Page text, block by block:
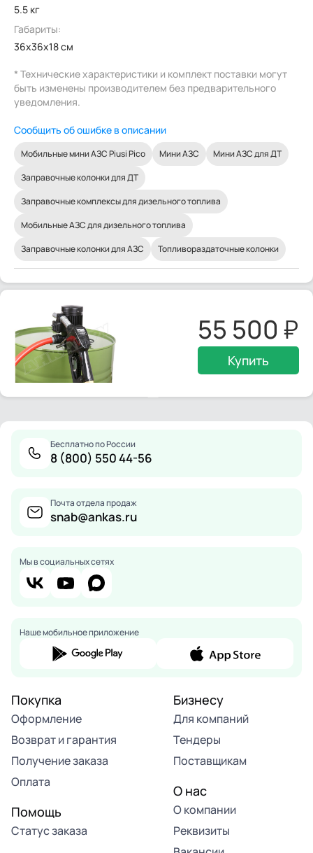
5.5 кг
Габариты:
36x36x18 см
* Технические характеристики и комплект поставки могут
быть изменены производителем без предварительного
уведомления.
Сообщить об ошибке в описании
Мобильные мини АЗС Piusi Pico Мини АЗС
Мини АЗС для ДТ
Заправочные колонки для ДТ
Заправочные комплексы для дизельного топлива
Мобильные АЗС для дизельного топлива
Заправочные колонки для АЗС
Топливораздаточные колонки
55 500
Купить
Бесплатно по России
8 (800) 550 44-56
Почта отдела продаж
snab@ankas.ru
Мы в социальных сетях
Наше мобильное приложение
Покупка
Оформление
Возврат и гарантия
Получение заказа
Оплата
Помощь
Статус заказа
Бизнесу
Для компаний
Тендеры
Поставщикам
О нас
О компании
Реквизиты